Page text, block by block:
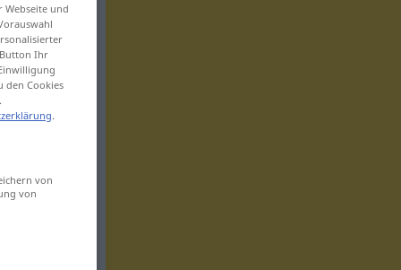
und
Ihr
den Cookies
.
von
von